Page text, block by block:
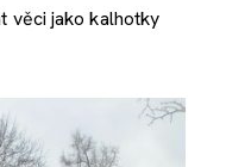
věci jako kalhotky